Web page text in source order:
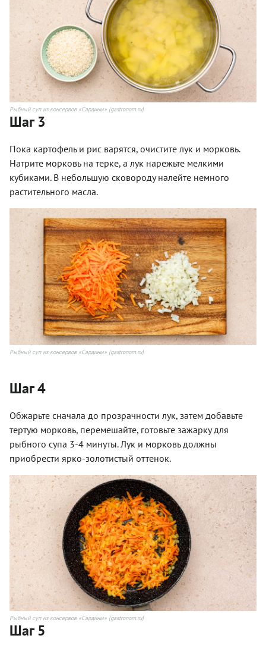
Рыбный суп из консервов «Сардины» (gastronom.ru)
Шаг 3
Пока картофель и рис варятся, очистите лук и морковь.
Натрите морковь на терке, а лук нарежьте мелкими
кубиками. В небольшую сковороду налейте немного
растительного масла.
Рыбный суп из консервов «Сардины» (gastronom.ru)
Шаг 4
Обжарьте сначала до прозрачности лук, затем добавьте
тертую морковь, перемешайте, готовьте зажарку для
рыбного супа 3-4 минуты. Лук и морковь должны
приобрести ярко-золотистый оттенок.
Рыбный суп из консервов «Сардины» (gastronom.ru)
Шаг 5